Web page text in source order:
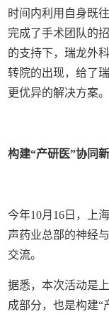
时间内利用自身既
完成了手术团队的
的支持下，瑞龙外
转院的出现，给了
更优异的解决方案。
构建“产研医”协同
今年10月16日，上
声药业总部的神经
交流。
据悉，本次活动是
成部分，也是构建“